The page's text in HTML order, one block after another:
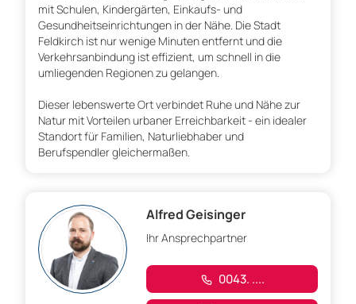
mit Schulen, Kindergärten, Einkaufs- und
Gesundheitseinrichtungen in der Nähe. Die Stadt
Feldkirch ist nur wenige Minuten entfernt und die
Verkehrsanbindung ist effizient, um schnell in die
umliegenden Regionen zu gelangen.
Dieser lebenswerte Ort verbindet Ruhe und Nähe zur
Natur mit Vorteilen urbaner Erreichbarkeit - ein idealer
Standort für Familien, Naturliebhaber und
Berufspendler gleichermaßen.
Alfred Geisinger
Ihr Ansprechpartner
0043. ....